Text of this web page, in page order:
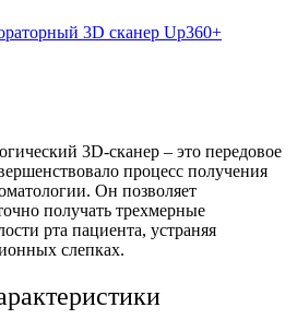
3D сканер Up360+
3D-сканер – это передовое
процесс получения
Он позволяет
получать трехмерные
рта пациента, устраняя
слепках.